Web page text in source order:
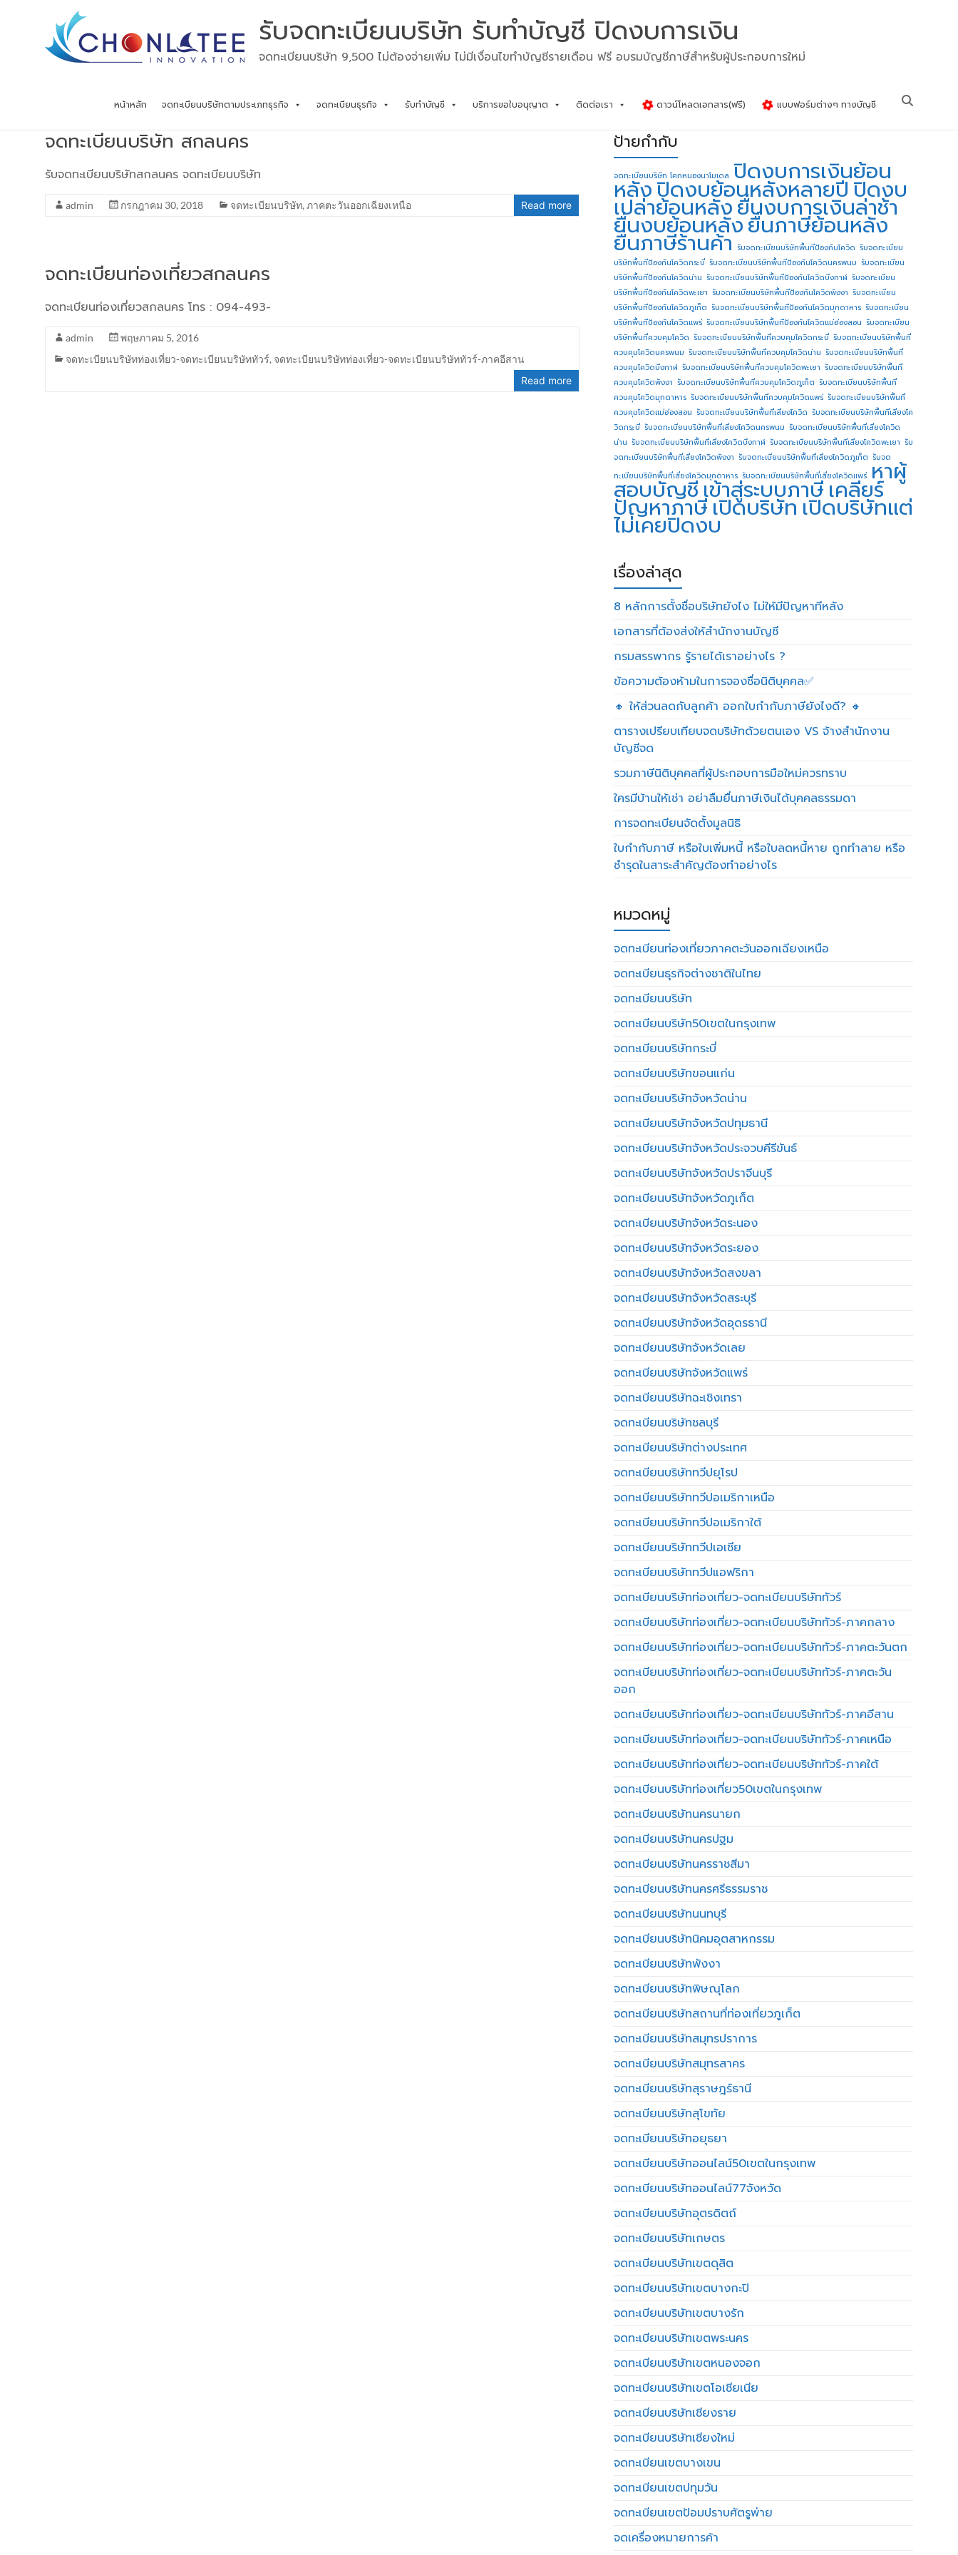
รับจดทะเบียนบริษัท รับทำบัญชี ปิดงบการเงิน
จดทะเบียนบริษัท 9,500 ไม่ต้องจ่ายเพิ่ม ไม่มีเงื่อนไขทำบัญชีรายเดือน ฟรี อบรมบัญชีภาษีสำหรับผู้ประกอบการใหม่
หน้าหลัก จดทะเบียนบริษัทตามประเภทธุรกิจ จดทะเบียนธุรกิจ รับทำบัญชี บริการขอใบอนุญาต ติดต่อเรา ดาวน์โหลดเอกสาร(ฟรี) แบบฟอร์มต่างๆ ทางบัญชี
จดทะเบียนบริษัท สกลนคร
รับจดทะเบียนบริษัทสกลนคร จดทะเบียนบริษัท
admin กรกฎาคม 30, 2018 จดทะเบียนบริษัท, ภาคตะวันออกเฉียงเหนือ Read more
จดทะเบียนท่องเที่ยวสกลนคร
จดทะเบียนท่องเที่ยวสกลนคร โทร : 094-493-
admin
พฤษภาคม 5, 2016
จดทะเบียนบริษัทท่องเที่ยว-จดทะเบียนบริษัททัวร์, จดทะเบียนบริษัทท่องเที่ยว-จดทะเบียนบริษัททัวร์-ภาคอีสาน
Read more
ป้ายกำกับ
จดทะเบียนบริษัท โคกหนองนาโมเดล ปิดงบการเงินย้อน
หลังปิดงบย้อนหลังหลายปี ปิดงบ
เปล่าย้อนหลังยื่นงบการเงินล่าช้า
ยื่นงบย้อนหลังยื่นภาษีย้อนหลัง
ยื่นภาษีร้านค้า รับจดทะเบียนบริษัทพื้นทีป้องกันโควิด รับจดทะเบียน
บริษัทพื้นทีป้องกันโควิดกระบี่ รับจดทะเบียนบริษัทพื้นทีป้องกันโควิดนครพนม รับจดทะเบียน
บริษัทพื้นทีป้องกันโควิดน่าน รับจดทะเบียนบริษัทพื้นทีป้องกันโควิดบึงกาฬ รับจดทะเบียน
บริษัทพื้นทีป้องกันโควิดพะเยา รับจดทะเบียนบริษัทพื้นทีป้องกันโควิดพังงา รับจดทะเบียน
บริษัทพื้นทีป้องกันโควิดภูเก็ต รับจดทะเบียนบริษัทพื้นทีป้องกันโควิดมุกดาหาร รับจดทะเบียน
บริษัทพื้นทีป้องกันโควิดแพร่ รับจดทะเบียนบริษัทพื้นทีป้องกันโควิดแม่ฮ่องสอน รับจดทะเบียน
บริษัทพื้นที่ควบคุมโควิด รับจดทะเบียนบริษัทพื้นที่ควบคุมโควิดกระบี่ รับจดทะเบียนบริษัทพื้นที่
ควบคุมโควิดนครพนม รับจดทะเบียนบริษัทพื้นที่ควบคุมโควิดน่าน รับจดทะเบียนบริษัทพื้นที่
ควบคุมโควิดบึงกาฬ รับจดทะเบียนบริษัทพื้นที่ควบคุมโควิดพะเยา รับจดทะเบียนบริษัทพื้นที่
ควบคุมโควิดพังงา รับจดทะเบียนบริษัทพื้นที่ควบคุมโควิดภูเก็ต รับจดทะเบียนบริษัทพื้นที่
ควบคุมโควิดมุกดาหาร รับจดทะเบียนบริษัทพื้นที่ควบคุมโควิดแพร่ รับจดทะเบียนบริษัทพื้นที่
ควบคุมโควิดแม่ฮ่องสอน รับจดทะเบียนบริษัทพื้นที่เสี่ยงโควิด รับจดทะเบียนบริษัทพื้นที่เสี่ยงโค
วิดกระบี่ รับจดทะเบียนบริษัทพื้นที่เสี่ยงโควิดนครพนม รับจดทะเบียนบริษัทพื้นที่เสี่ยงโควิด
น่าน รับจดทะเบียนบริษัทพื้นที่เสี่ยงโควิดบึงกาฬ รับจดทะเบียนบริษัทพื้นที่เสี่ยงโควิดพะเยา รับ
จดทะเบียนบริษัทพื้นที่เสี่ยงโควิดพังงา รับจดทะเบียนบริษัทพื้นที่เสี่ยงโควิดภูเก็ต รับจด
ทะเบียนบริษัทพื้นที่เสี่ยงโควิดมุกดาหาร รับจดทะเบียนบริษัทพื้นที่เสี่ยงโควิดแพร่ หาผู้
สอบบัญชี เข้าสู่ระบบภาษี เคลียร์
ปัญหาภาษีเปิดบริษัทเปิดบริษัทแต่
ไม่เคยปิดงบ
เรื่องล่าสุด
8 หลักการตั้งชื่อบริษัทยังไง ไม่ให้มีปัญหาทีหลัง
เอกสารที่ต้องส่งให้สำนักงานบัญชี
กรมสรรพากร รู้รายได้เราอย่างไร ?
ข้อความต้องห้ามในการจองชื่อนิติบุคคล✅
🔸 ให้ส่วนลดกับลูกค้า ออกใบกำกับภาษียังไงดี? 🔸
ตารางเปรียบเทียบจดบริษัทด้วยตนเอง VS จ้างสำนักงาน
บัญชีจด
รวมภาษีนิติบุคคลที่ผู้ประกอบการมือใหม่ควรทราบ
ใครมีบ้านให้เช่า อย่าลืมยื่นภาษีเงินได้บุคคลธรรมดา
การจดทะเบียนจัดตั้งมูลนิธิ
ใบกำกับภาษี หรือใบเพิ่มหนี้ หรือใบลดหนี้หาย ถูกทำลาย หรือ
ชำรุดในสาระสำคัญต้องทำอย่างไร
หมวดหมู่
จดทะเบียนท่องเที่ยวภาคตะวันออกเฉียงเหนือ
จดทะเบียนธุรกิจต่างชาติในไทย
จดทะเบียนบริษัท
จดทะเบียนบริษัท50เขตในกรุงเทพ
จดทะเบียนบริษัทกระบี่
จดทะเบียนบริษัทขอนแก่น
จดทะเบียนบริษัทจังหวัดน่าน
จดทะเบียนบริษัทจังหวัดปทุมธานี
จดทะเบียนบริษัทจังหวัดประจวบคีรีขันธ์
จดทะเบียนบริษัทจังหวัดปราจีนบุรี
จดทะเบียนบริษัทจังหวัดภูเก็ต
จดทะเบียนบริษัทจังหวัดระนอง
จดทะเบียนบริษัทจังหวัดระยอง
จดทะเบียนบริษัทจังหวัดสงขลา
จดทะเบียนบริษัทจังหวัดสระบุรี
จดทะเบียนบริษัทจังหวัดอุดรธานี
จดทะเบียนบริษัทจังหวัดเลย
จดทะเบียนบริษัทจังหวัดแพร่
จดทะเบียนบริษัทฉะเชิงเทรา
จดทะเบียนบริษัทชลบุรี
จดทะเบียนบริษัทต่างประเทศ
จดทะเบียนบริษัททวีปยุโรป
จดทะเบียนบริษัททวีปอเมริกาเหนือ
จดทะเบียนบริษัททวีปอเมริกาใต้
จดทะเบียนบริษัททวีปเอเชีย
จดทะเบียนบริษัททวีปแอฟริกา
จดทะเบียนบริษัทท่องเที่ยว-จดทะเบียนบริษัททัวร์
จดทะเบียนบริษัทท่องเที่ยว-จดทะเบียนบริษัททัวร์-ภาคกลาง
จดทะเบียนบริษัทท่องเที่ยว-จดทะเบียนบริษัททัวร์-ภาคตะวันตก
จดทะเบียนบริษัทท่องเที่ยว-จดทะเบียนบริษัททัวร์-ภาคตะวัน
ออก
จดทะเบียนบริษัทท่องเที่ยว-จดทะเบียนบริษัททัวร์-ภาคอีสาน
จดทะเบียนบริษัทท่องเที่ยว-จดทะเบียนบริษัททัวร์-ภาคเหนือ
จดทะเบียนบริษัทท่องเที่ยว-จดทะเบียนบริษัททัวร์-ภาคใต้
จดทะเบียนบริษัทท่องเที่ยว50เขตในกรุงเทพ
จดทะเบียนบริษัทนครนายก
จดทะเบียนบริษัทนครปฐม
จดทะเบียนบริษัทนครราชสีมา
จดทะเบียนบริษัทนครศรีธรรมราช
จดทะเบียนบริษัทนนทบุรี
จดทะเบียนบริษัทนิคมอุตสาหกรรม
จดทะเบียนบริษัทพังงา
จดทะเบียนบริษัทพิษณุโลก
จดทะเบียนบริษัทสถานที่ท่องเที่ยวภูเก็ต
จดทะเบียนบริษัทสมุทรปราการ
จดทะเบียนบริษัทสมุทรสาคร
จดทะเบียนบริษัทสุราษฎร์ธานี
จดทะเบียนบริษัทสุโขทัย
จดทะเบียนบริษัทอยุธยา
จดทะเบียนบริษัทออนไลน์50เขตในกรุงเทพ
จดทะเบียนบริษัทออนไลน์77จังหวัด
จดทะเบียนบริษัทอุตรดิตถ์
จดทะเบียนบริษัทเกษตร
จดทะเบียนบริษัทเขตดุสิต
จดทะเบียนบริษัทเขตบางกะปิ
จดทะเบียนบริษัทเขตบางรัก
จดทะเบียนบริษัทเขตพระนคร
จดทะเบียนบริษัทเขตหนองจอก
จดทะเบียนบริษัทเขตโอเชียเนีย
จดทะเบียนบริษัทเชียงราย
จดทะเบียนบริษัทเชียงใหม่
จดทะเบียนเขตบางเขน
จดทะเบียนเขตปทุมวัน
จดทะเบียนเขตป้อมปราบศัตรูพ่าย
จดเครื่องหมายการค้า